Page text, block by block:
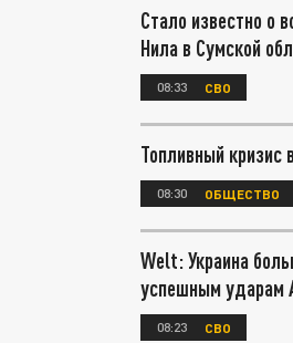
Стало известно о
Нила в Сумской
08:33 СВО
Топливный кризис
08:30 ОБЩЕСТВО
Welt: Украина
успешным ударам
08:23 СВО